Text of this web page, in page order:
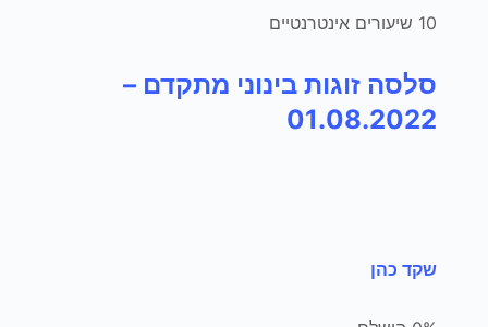
10 שיעורים אינטרנטיים
סלסה זוגות בינוני מתקדם –
01.08.2022
שקד כהן